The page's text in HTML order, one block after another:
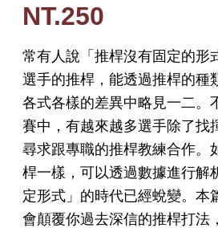
NT.250
常有人說「推桿沒有固定的形
選手的推桿，能透過推桿的種
各式各樣的差異中略見一二。
賽中，有越來越多選手除了找
尋求跟專職的推桿教練合作。
桿一樣，可以透過數據進行解
定形式」的時代已經蛻變。本
會顛覆你過去深信的推桿打法